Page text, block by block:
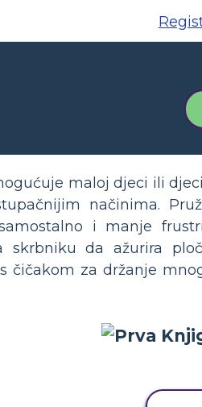
maloj djeci ili
načinima.
i manje
skrbniku da ažurira
čičakom za držanje